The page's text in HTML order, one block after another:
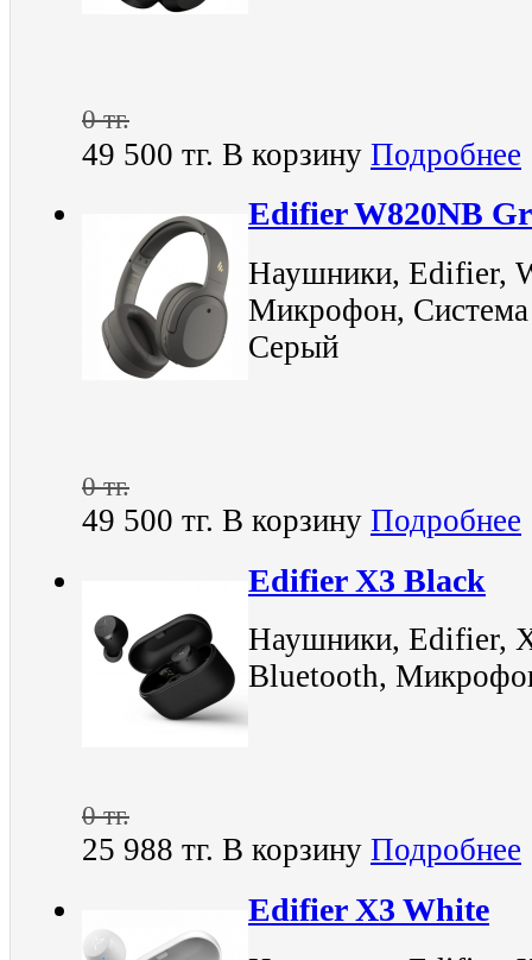
0 тг.
49 500 тг. В корзину Подробнее
Edifier W820NB
Наушники, Edifier,
Микрофон,
Серый
0 тг.
49 500 тг. В корзину Подробнее
Edifier X3 Black
Наушники, Edifier,
Bluetooth,
0 тг.
25 988 тг. В корзину Подробнее
Edifier X3 White